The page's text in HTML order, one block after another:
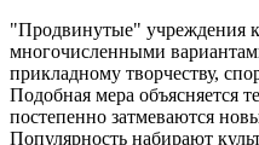
"Продвинутые" учреждения
многочисленными
прикладному творчеству,
Подобная мера объясняется
постепенно затмеваются
Популярность набирают